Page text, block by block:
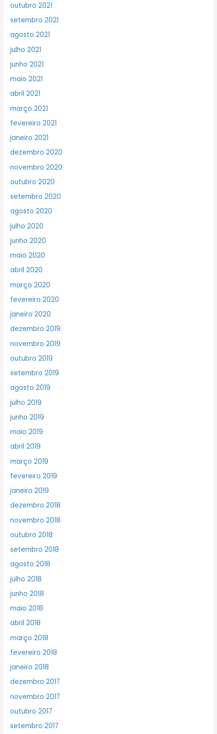
outubro 2021
setembro 2021
agosto 2021
julho 2021
junho 2021
maio 2021
abril 2021
março 2021
fevereiro 2021
janeiro 2021
dezembro 2020
novembro 2020
outubro 2020
setembro 2020
agosto 2020
julho 2020
junho 2020
maio 2020
abril 2020
março 2020
fevereiro 2020
janeiro 2020
dezembro 2019
novembro 2019
outubro 2019
setembro 2019
agosto 2019
julho 2019
junho 2019
maio 2019
abril 2019
março 2019
fevereiro 2019
janeiro 2019
dezembro 2018
novembro 2018
outubro 2018
setembro 2018
agosto 2018
julho 2018
junho 2018
maio 2018
abril 2018
março 2018
fevereiro 2018
janeiro 2018
dezembro 2017
novembro 2017
outubro 2017
setembro 2017